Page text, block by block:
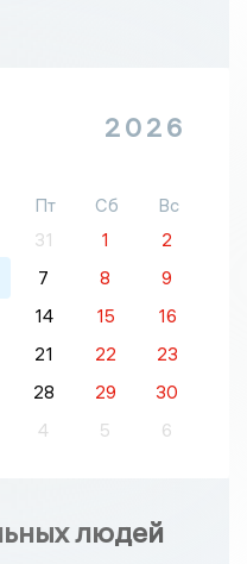
2026
Пт Сб
Вс
31 1
2
7 8
9
14 15
16
21 22
23
28 29
30
4 5 6
людей